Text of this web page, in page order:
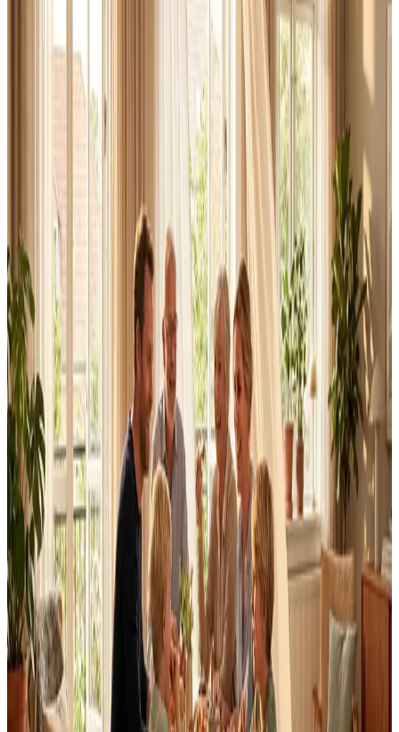
Dimensionering efter BR18 og AT-krav